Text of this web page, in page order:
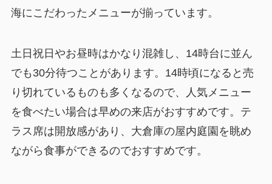
海にこだわったメニューが揃っています。
土日祝日やお昼時はかなり混雑し、14時台に並ん
でも30分待つことがあります。14時頃になると売
り切れているものも多くなるので、人気メニュー
を食べたい場合は早めの来店がおすすめです。テ
ラス席は開放感があり、大倉庫の屋内庭園を眺め
ながら食事ができるのでおすすめです。